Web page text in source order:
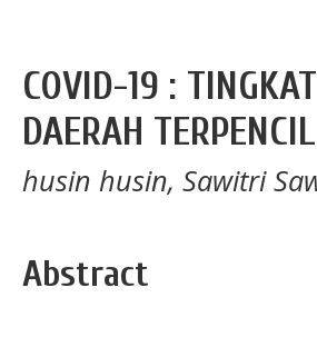
COVID-19 :
DAERAH TERPENCIL
husin husin, Sawitri
Abstract